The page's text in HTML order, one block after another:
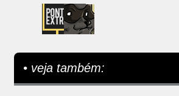
• veja também: